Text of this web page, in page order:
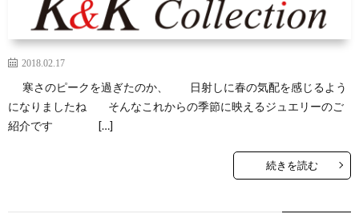
2018.02.17
寒さのピークを過ぎたのか、 日射しに春の気配を感じるよう
になりましたね そんなこれからの季節に映えるジュエリーのご
紹介です […]
続きを読む